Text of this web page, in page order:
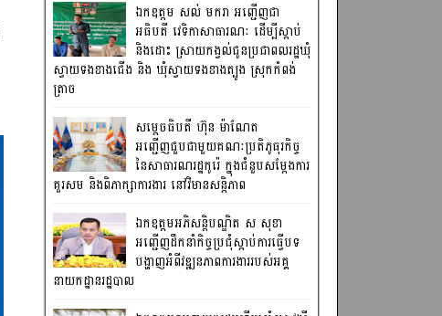
ឯកឧត្តម សល់ មករា អញ្ជើញជា
អធិបតី វេទិកាសាធារណៈ ដើម្បីស្តាប់
និងដោះ ស្រាយកង្វល់ជូនប្រជាពលរដ្ឋឃុំ
ស្វាយទងខាងជើង និង ឃុំស្វាយទងខាងត្បូង ស្រុកកំពង់
ត្រាច
សម្តេចធិបតី ហ៊ុន ម៉ាណែត
អញ្ជើញជួបជាមួយគណៈប្រតិភូធុរកិច្ច
នៃសាធារណរដ្ឋកូរ៉េ ក្នុងជំនួបសម្តែងការ
គួរសម និងពិភាក្សាការងារ នៅវិមានសន្តិភាព
ឯកឧត្តមអភិសន្តិបណ្ឌិត ស សុខា
អញ្ជើញដឹកនាំកិច្ចប្រជុំស្តាប់ការធ្វើបទ
បង្ហាញអំពីវឌ្ឍនភាពការងាររបស់អគ្គ
នាយកដ្ឋានរដ្ឋបាល